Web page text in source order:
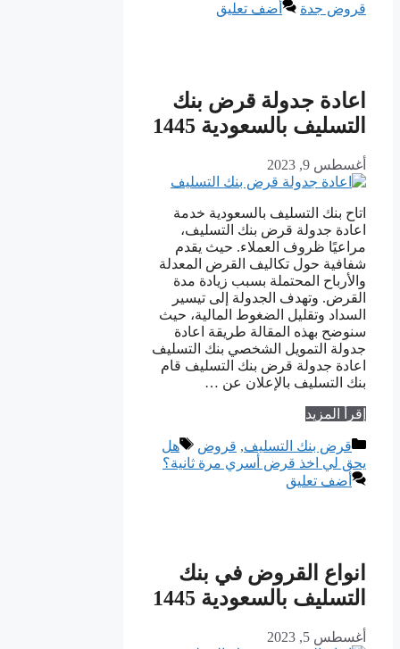
قروض جدة
أضف تعليق
اعادة جدولة قرض بنك
التسليف بالسعودية 1445
أغسطس 9, 2023
اتاح بنك التسليف بالسعودية خدمة
اعادة جدولة قرض بنك التسليف،
مراعيًا ظروف العملاء. حيث يقدم
شفافية حول تكاليف القرض المعدلة
والأرباح المحتملة بسبب زيادة مدة
القرض. وتهدف الجدولة إلى تيسير
السداد وتقليل الضغوط المالية، حيث
سنوضح بهذه المقالة طريقة اعادة
جدولة التمويل الشخصي بنك التسليف
اعادة جدولة قرض بنك التسليف قام
بنك التسليف بالإعلان عن …
إقرأ المزيد
التصنيفات
قرض بنك التسليف, قروض الوسوم
هل
يحق لي اخذ قرض أسري مرة ثانية؟
أضف تعليق
انواع القروض في بنك
التسليف بالسعودية 1445
أغسطس 5, 2023